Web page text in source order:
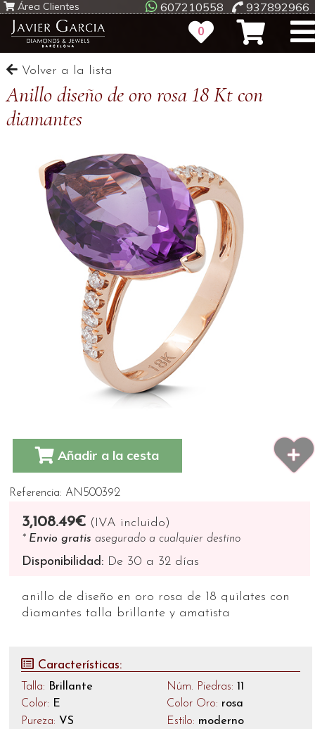
0
607210558 937892966
Área Clientes
Volver a la lista
Anillo diseño de oro rosa 18 Kt con
diamantes
Añadir a la cesta
Referencia: AN500392
3,108.49€ (IVA incluido)
* Envio gratis asegurado a cualquier destino
Disponibilidad: De 30 a 32 días
anillo de diseño en oro rosa de 18 quilates con
diamantes talla brillante y amatista
Características:
Talla: Brillante
Color: E
Pureza: VS
Núm. Piedras: 11
Color Oro: rosa
Estilo: moderno